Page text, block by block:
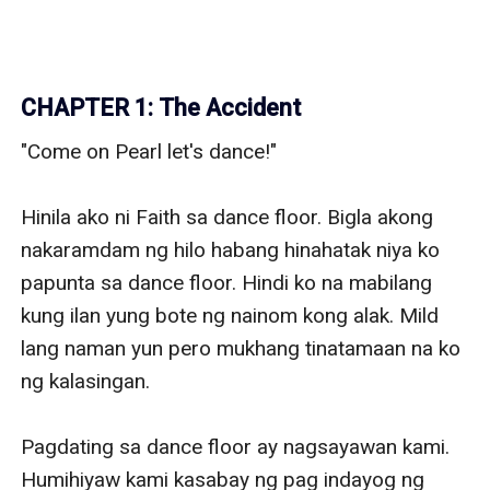
CHAPTER 1: The Accident
"Come on Pearl let's dance!"
Hinila ako ni Faith sa dance floor. Bigla akong
nakaramdam ng hilo habang hinahatak niya ko
papunta sa dance floor. Hindi ko na mabilang
kung ilan yung bote ng nainom kong alak. Mild
lang naman yun pero mukhang tinatamaan na ko
ng kalasingan.
Pagdating sa dance floor ay nagsayawan kami.
Humihiyaw kami kasabay ng pag indayog ng